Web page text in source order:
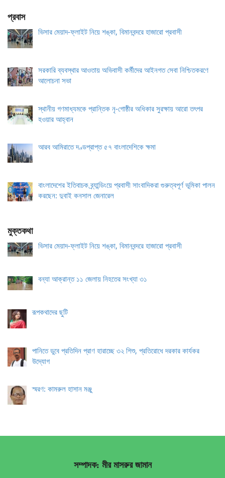
প্রবাস
ভিসার মেয়াদ-ফ্লাইট নিয়ে শঙ্কা, বিমানবন্দরে হাজারো প্রবাসী
সরকারি ব্যবস্থার আওতায় অভিবাসী কর্মীদের আইনগত সেবা নিশ্চিতকরণে
আলোচনা সভা
স্থানীয় গণমাধ্যমকে প্রান্তিক নৃ-গোষ্ঠীর অধিকার সুরক্ষায় আরো তৎপর
হওয়ার আহ্বান
আরব আমিরাতে দণ্ডপ্রাপ্ত ৫৭ বাংলাদেশিকে ক্ষমা
বাংলাদেশের ইতিবাচক ব্র্যান্ডিংয়ে প্রবাসী সাংবাদিকরা গুরুত্বপূর্ণ ভূমিকা পালন
করছেন: দুবাই কনসাল জেনারেল
মুক্তকথা
ভিসার মেয়াদ-ফ্লাইট নিয়ে শঙ্কা, বিমানবন্দরে হাজারো প্রবাসী
বন্যা আক্রান্ত ১১ জেলায় নিহতের সংখ্যা ৩১
রূপকথাদের ছুটি
পানিতে ডুবে প্রতিদিন প্রাণ হারাচ্ছে ৩২ শিশু, প্রতিরোধে দরকার কার্যকর
উদ্যোগ
স্মরণ: কামরুল হাসান মঞ্জু
সম্পাদক: মীর মাসরুর জামান